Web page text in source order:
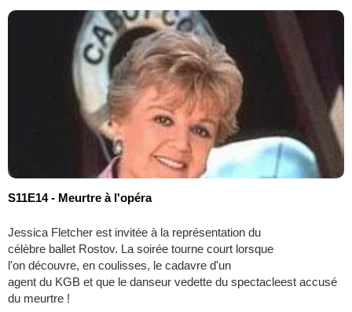
S11E14 - Meurtre à l'opéra
Jessica Fletcher est invitée à la représentation du
célèbre ballet Rostov. La soirée tourne court lorsque
l'on découvre, en coulisses, le cadavre d'un
agent du KGB et que le danseur vedette du spectacleest accusé
du meurtre !